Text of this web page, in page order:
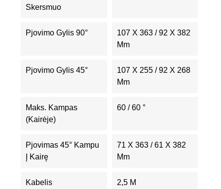
Skersmuo
Pjovimo Gylis 90°
107 X 363 / 92 X 382
Mm
Pjovimo Gylis 45°
107 X 255 / 92 X 268
Mm
Maks. Kampas
(kairėje)
60 / 60 °
Pjovimas 45° Kampu
Į Kairę
71 X 363 / 61 X 382
Mm
Kabelis 2,5 M